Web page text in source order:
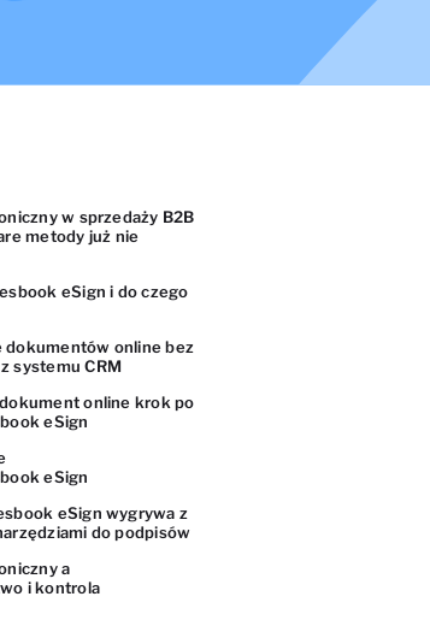
w sprzedaży B2B
metody już nie
eSign i do czego
dokumentów online bez
systemu CRM
online krok po
eSign
eSign
eSign wygrywa z
do podpisów
a
i kontrola